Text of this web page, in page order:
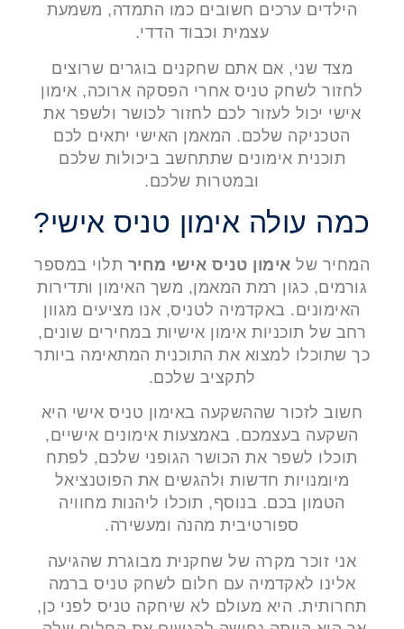
הילדים ערכים חשובים כמו התמדה, משמעת
עצמית וכבוד הדדי.
מצד שני, אם אתם שחקנים בוגרים שרוצים
לחזור לשחק טניס אחרי הפסקה ארוכה, אימון
אישי יכול לעזור לכם לחזור לכושר ולשפר את
הטכניקה שלכם. המאמן האישי יתאים לכם
תוכנית אימונים שתתחשב ביכולות שלכם
ובמטרות שלכם.
כמה עולה אימון טניס אישי?
המחיר של אימון טניס אישי מחיר תלוי במספר
גורמים, כגון רמת המאמן, משך האימון ותדירות
האימונים. באקדמיה לטניס, אנו מציעים מגוון
רחב של תוכניות אימון אישיות במחירים שונים,
כך שתוכלו למצוא את התוכנית המתאימה ביותר
לתקציב שלכם.
חשוב לזכור שההשקעה באימון טניס אישי היא
השקעה בעצמכם. באמצעות אימונים אישיים,
תוכלו לשפר את הכושר הגופני שלכם, לפתח
מיומנויות חדשות ולהגשים את הפוטנציאל
הטמון בכם. בנוסף, תוכלו ליהנות מחוויה
ספורטיבית מהנה ומעשירה.
אני זוכר מקרה של שחקנית מבוגרת שהגיעה
אלינו לאקדמיה עם חלום לשחק טניס ברמה
תחרותית. היא מעולם לא שיחקה טניס לפני כן,